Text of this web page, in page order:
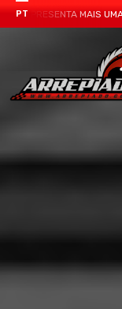
PT
APRESENTA MAIS UMA